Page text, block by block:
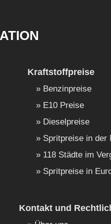
Kraftstoffpreise
Benzinpreise
E10 Preise
Dieselpreise
Spritpreise in der
118 Städte im
Spritpreise in
Kontakt und